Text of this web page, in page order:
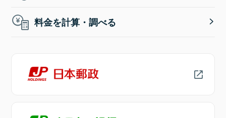
料金を計算・調べる